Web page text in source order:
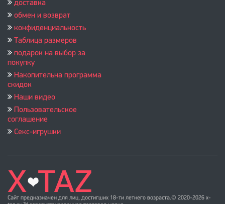
доставка
обмен и возврат
конфиденциальность
Таблица размеров
подарок на выбор за
покупку
Накопительна программа
скидок
Наши видео
Пользовательское
соглашение
Секс-игрушки
Сайт предназначен для лиц, достигших 18-ти летнего возраста.© 2020-2026 x-